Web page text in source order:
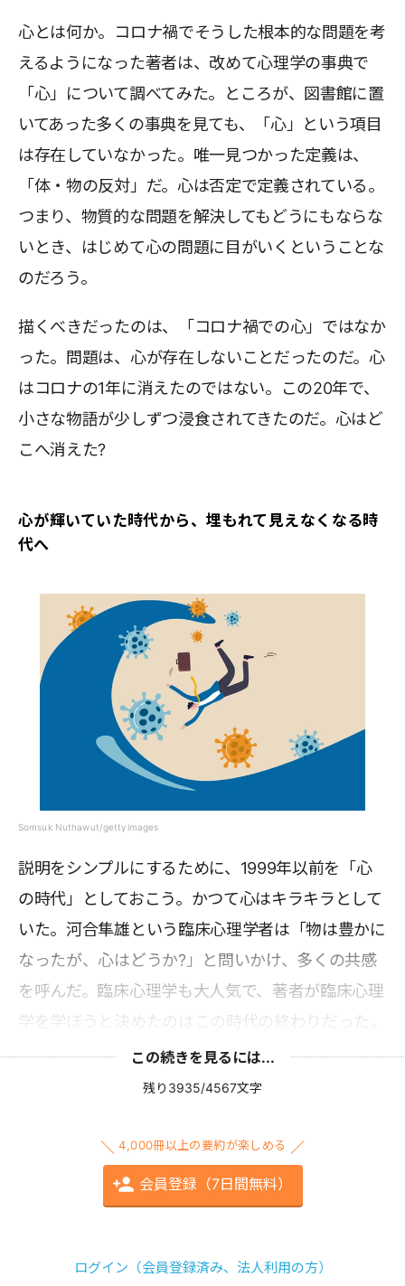
心とは何か。コロナ禍でそうした根本的な問題を考
えるようになった著者は、改めて心理学の事典で
「心」について調べてみた。ところが、図書館に置
いてあった多くの事典を見ても、「心」という項目
は存在していなかった。唯一見つかった定義は、
「体・物の反対」だ。心は否定で定義されている。
つまり、物質的な問題を解決してもどうにもならな
いとき、はじめて心の問題に目がいくということな
のだろう。
描くべきだったのは、「コロナ禍での心」ではなか
った。問題は、心が存在しないことだったのだ。心
はコロナの1年に消えたのではない。この20年で、
小さな物語が少しずつ浸食されてきたのだ。心はど
こへ消えた?
心が輝いていた時代から、埋もれて見えなくなる時
代へ
Somsuk Nuthawut/gettyimages
説明をシンプルにするために、1999年以前を「心
の時代」としておこう。かつて心はキラキラとして
いた。河合隼雄という臨床心理学者は「物は豊かに
なったが、心はどうか?」と問いかけ、多くの共感
を呼んだ。臨床心理学も大人気で、著者が臨床心理
学を学ぼうと決めたのはこの時代の終わりだった。
この続きを見るには...
残り3935/4567文字
4,000冊以上の要約が楽しめる
会員登録（7日間無料）
ログイン（会員登録済み、法人利用の方）